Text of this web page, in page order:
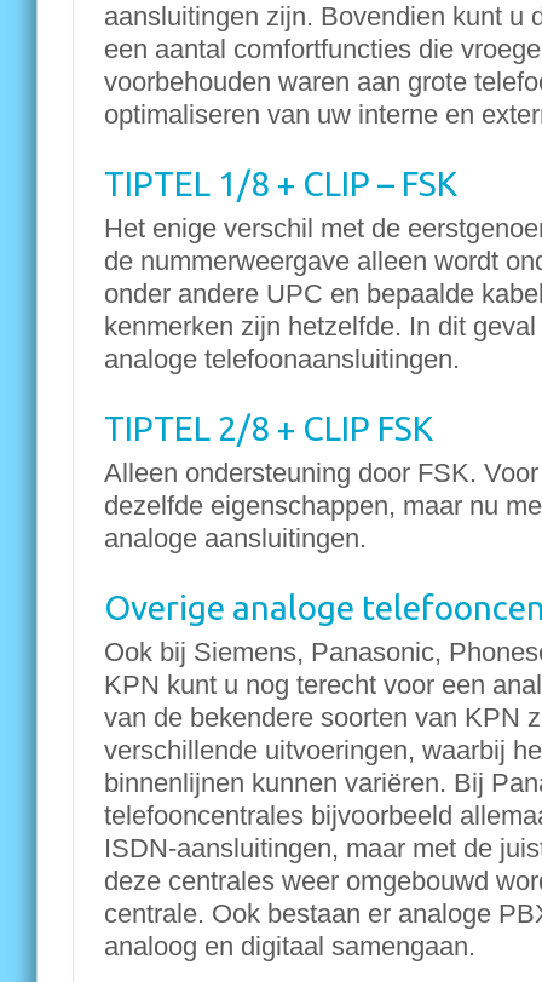
aansluitingen zijn. Bovendien kunt u
een aantal comfortfuncties die
voorbehouden waren aan grote
optimaliseren van uw interne en
TIPTEL 1/8 + CLIP – FSK
Het enige verschil met de
de nummerweergave alleen wordt
onder andere UPC en bepaalde
kenmerken zijn hetzelfde. In dit
analoge telefoonaansluitingen.
TIPTEL 2/8 + CLIP FSK
Alleen ondersteuning door FSK.
dezelfde eigenschappen, maar nu
analoge aansluitingen.
Overige analoge
Ook bij Siemens, Panasonic,
KPN kunt u nog terecht voor een
van de bekendere soorten van KPN
verschillende uitvoeringen, waarbij
binnenlijnen kunnen variëren. Bij
telefooncentrales bijvoorbeeld
ISDN-aansluitingen, maar met de
deze centrales weer omgebouwd
centrale. Ook bestaan er analoge
analoog en digitaal samengaan.